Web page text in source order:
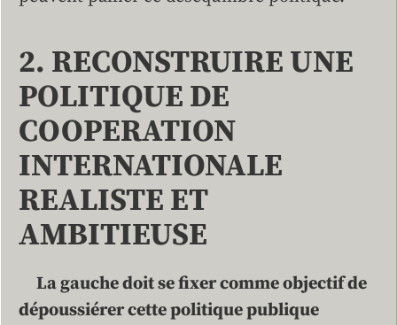
2. RECONSTRUIRE UNE
POLITIQUE DE
COOPERATION
INTERNATIONALE
REALISTE ET
AMBITIEUSE
La gauche doit se fixer comme objectif de
dépoussiérer cette politique publique